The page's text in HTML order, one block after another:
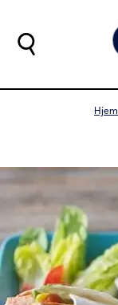
Hjem